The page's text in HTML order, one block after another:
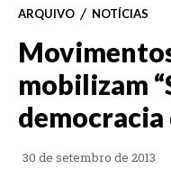
ARQUIVO NOTÍCIAS
mobilizam
democracia
30 de setembro de 2013